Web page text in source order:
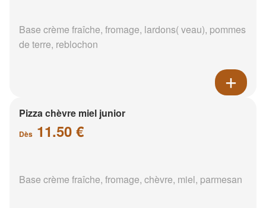
Base crème fraîche, fromage, lardons( veau), pommes
de terre, reblochon
Pizza chèvre miel junior
Dès 11.50 €
Base crème fraîche, fromage, chèvre, miel, parmesan